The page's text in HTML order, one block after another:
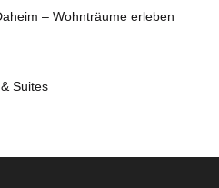
– Wohnträume erleben
Suites